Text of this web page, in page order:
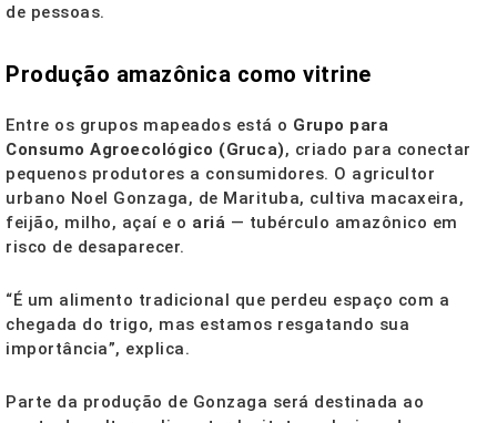
de pessoas.
Produção amazônica como vitrine
Entre os grupos mapeados está o Grupo para
Consumo Agroecológico (Gruca), criado para conectar
pequenos produtores a consumidores. O agricultor
urbano Noel Gonzaga, de Marituba, cultiva macaxeira,
feijão, milho, açaí e o ariá — tubérculo amazônico em
risco de desaparecer.
“É um alimento tradicional que perdeu espaço com a
chegada do trigo, mas estamos resgatando sua
importância”, explica.
Parte da produção de Gonzaga será destinada ao